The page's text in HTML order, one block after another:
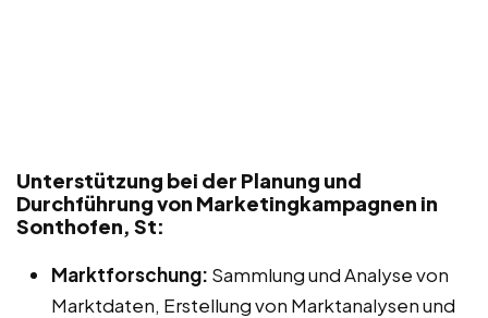
Unterstützung bei der Planung und
Durchführung von Marketingkampagnen in
Sonthofen, St:
Marktforschung: Sammlung und Analyse von
Marktdaten, Erstellung von Marktanalysen und